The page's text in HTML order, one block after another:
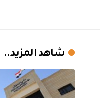
شاهد المزيد..